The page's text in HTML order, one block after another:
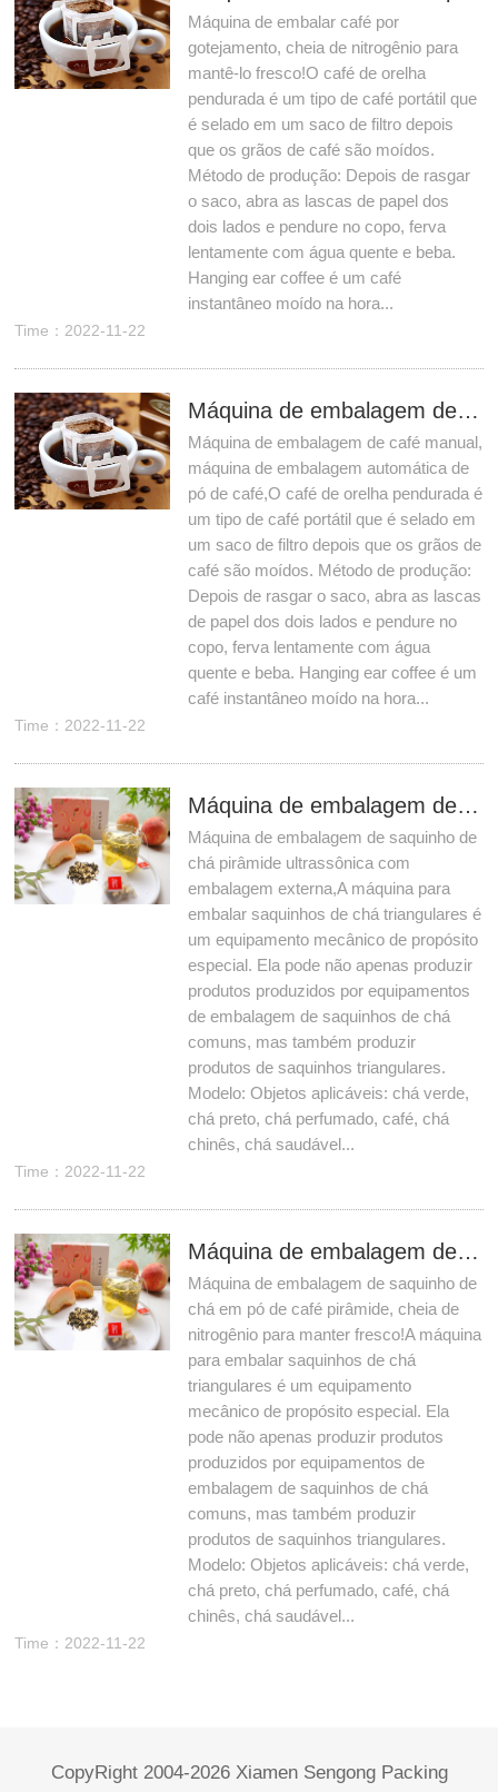
Máquina de embalar café por
gotejamento, cheia de nitrogênio para
mantê-lo fresco!O café de orelha
pendurada é um tipo de café portátil que
é selado em um saco de filtro depois
que os grãos de café são moídos.
Método de produção: Depois de rasgar
o saco, abra as lascas de papel dos
dois lados e pendure no copo, ferva
lentamente com água quente e beba.
Hanging ear coffee é um café
instantâneo moído na hora...
Time：2022-11-22
Máquina de embalagem de café manual, máquina de embalagem automática de pó de café
Máquina de embalagem de café manual,
máquina de embalagem automática de
pó de café,O café de orelha pendurada é
um tipo de café portátil que é selado em
um saco de filtro depois que os grãos de
café são moídos. Método de produção:
Depois de rasgar o saco, abra as lascas
de papel dos dois lados e pendure no
copo, ferva lentamente com água
quente e beba. Hanging ear coffee é um
café instantâneo moído na hora...
Time：2022-11-22
Máquina de embalagem de saquinho de chá pirâmide ultrassônica com embalagem externa
Máquina de embalagem de saquinho de
chá pirâmide ultrassônica com
embalagem externa,A máquina para
embalar saquinhos de chá triangulares é
um equipamento mecânico de propósito
especial. Ela pode não apenas produzir
produtos produzidos por equipamentos
de embalagem de saquinhos de chá
comuns, mas também produzir
produtos de saquinhos triangulares.
Modelo: Objetos aplicáveis: chá verde,
chá preto, chá perfumado, café, chá
chinês, chá saudável...
Time：2022-11-22
Máquina de embalagem de saquinho de chá em pó de café pirâmide, cheia de nitrogênio para manter fresco!
Máquina de embalagem de saquinho de
chá em pó de café pirâmide, cheia de
nitrogênio para manter fresco!A máquina
para embalar saquinhos de chá
triangulares é um equipamento
mecânico de propósito especial. Ela
pode não apenas produzir produtos
produzidos por equipamentos de
embalagem de saquinhos de chá
comuns, mas também produzir
produtos de saquinhos triangulares.
Modelo: Objetos aplicáveis: chá verde,
chá preto, chá perfumado, café, chá
chinês, chá saudável...
Time：2022-11-22
CopyRight 2004-2026 Xiamen Sengong Packing